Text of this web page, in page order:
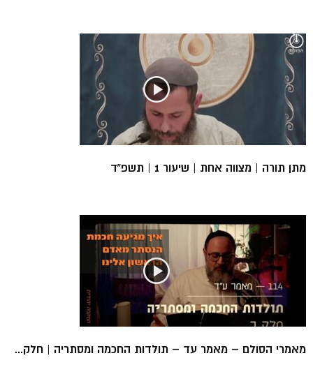
מתן תורה | מצווה אחת | שיעור 1 | תשפ”ד
מאמרי הסולם – מאמר עד – תולדות החכמה ומסתריה | חלק...